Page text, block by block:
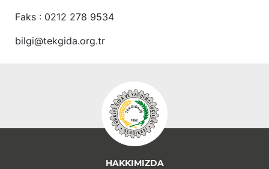
Faks : 0212 278 9534
bilgi@tekgida.org.tr
HAKKIMIZDA